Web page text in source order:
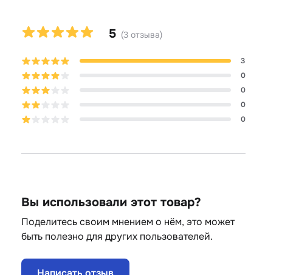
5 (3 отзыва)
3
0
0
0
0
Вы использовали этот товар?
Поделитесь своим мнением о нём, это может
быть полезно для других пользователей.